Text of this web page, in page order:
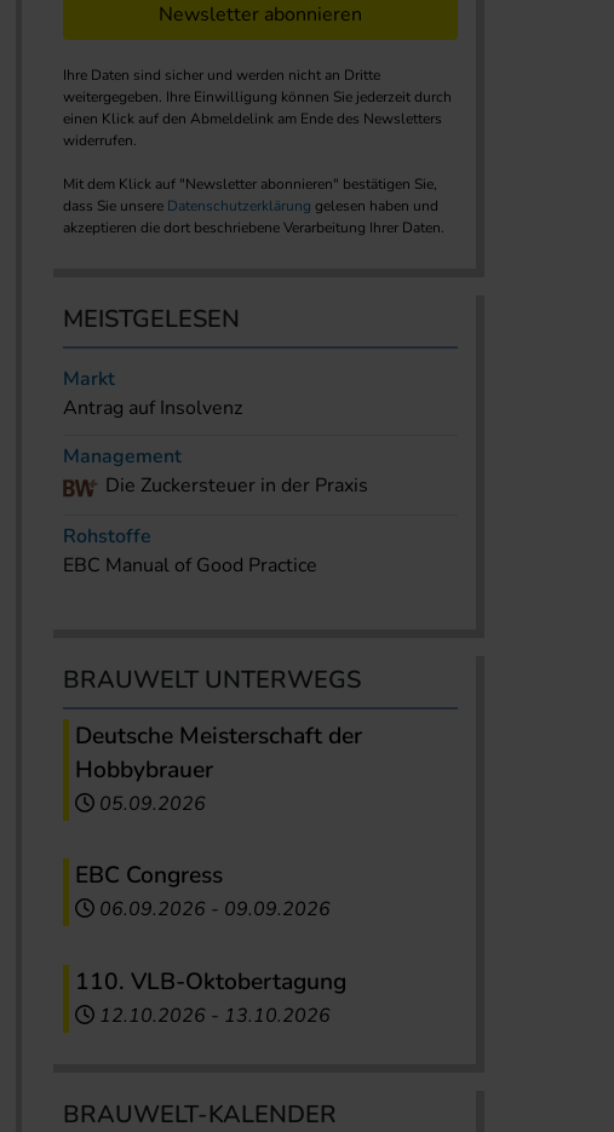
Newsletter abonnieren
Ihre Daten sind sicher und werden nicht an Dritte
weitergegeben. Ihre Einwilligung können Sie jederzeit durch
einen Klick auf den Abmeldelink am Ende des Newsletters
widerrufen.
Mit dem Klick auf "Newsletter abonnieren" bestätigen Sie,
dass Sie unsere Datenschutzerklärung gelesen haben und
akzeptieren die dort beschriebene Verarbeitung Ihrer Daten.
MEISTGELESEN
Markt
Antrag auf Insolvenz
Management
Die Zuckersteuer in der Praxis
Rohstoffe
EBC Manual of Good Practice
BRAUWELT UNTERWEGS
Deutsche Meisterschaft der
Hobbybrauer
05.09.2026
EBC Congress
06.09.2026 - 09.09.2026
110. VLB-Oktobertagung
12.10.2026 - 13.10.2026
BRAUWELT-KALENDER